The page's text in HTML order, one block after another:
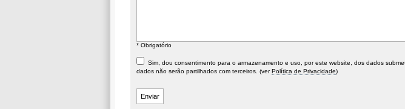
* Obrigatório
Sim, dou consentimento para o armazenamento e uso, por este website, dos dados
dados não serão partilhados com terceiros. (verPolítica de Privacidade)